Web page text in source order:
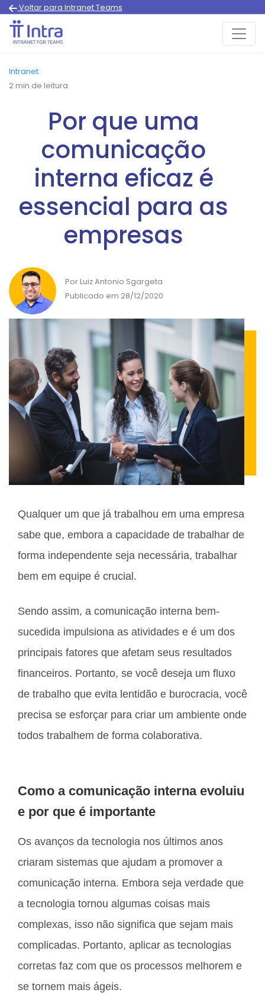
Voltar para Intranet Teams
Intranet
2min de leitura
Por que uma
comunicação
interna eficaz é
essencial para as
empresas
Por Luiz Antonio Sgargeta
Publicado em 28/12/2020
Qualquer um que já trabalhou em uma empresa
sabe que, embora a capacidade de trabalhar de
forma independente seja necessária, trabalhar
bem em equipe é crucial.
Sendo assim, a comunicação interna bem-
sucedida impulsiona as atividades e é um dos
principais fatores que afetam seus resultados
financeiros. Portanto, se você deseja um fluxo
de trabalho que evita lentidão e burocracia, você
precisa se esforçar para criar um ambiente onde
todos trabalhem de forma colaborativa.
Como a comunicação interna evoluiu
e por que é importante
Os avanços da tecnologia nos últimos anos
criaram sistemas que ajudam a promover a
comunicação interna. Embora seja verdade que
a tecnologia tornou algumas coisas mais
complexas, isso não significa que sejam mais
complicadas. Portanto, aplicar as tecnologias
corretas faz com que os processos melhorem e
se tornem mais ágeis.